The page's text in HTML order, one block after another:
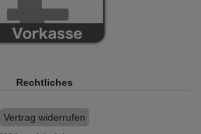
Rechtliches
Vertrag widerrufen